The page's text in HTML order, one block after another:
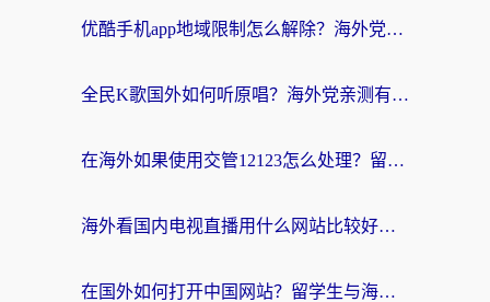
优酷手机app地域限制怎么解除？海外党亲测有效的追剧方案
全民K歌国外如何听原唱？海外党亲测有效的回国加速器选择指南
在海外如果使用交管12123怎么处理？留学生亲测有效的回国加速方案
海外看国内电视直播用什么网站比较好？一篇解决你所有追剧难题的实用指南
在国外如何打开中国网站？留学生与海外华人的无缝访问指南